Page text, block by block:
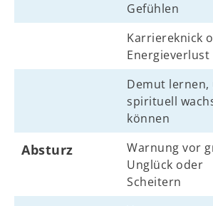
Gefühlen
Karriereknick
Energieverlust
Demut lernen,
spirituell
können
Absturz
Warnung vor
Unglück oder
Scheitern